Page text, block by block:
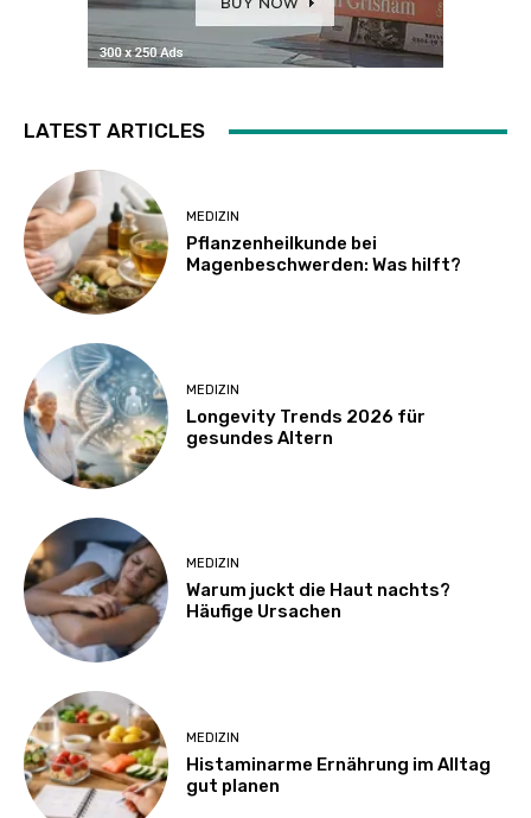
LATEST ARTICLES
MEDIZIN
Pflanzenheilkunde bei
Magenbeschwerden: Was hilft?
MEDIZIN
Longevity Trends 2026 für
gesundes Altern
MEDIZIN
Warum juckt die Haut nachts?
Häufige Ursachen
MEDIZIN
Histaminarme Ernährung im Alltag
gut planen